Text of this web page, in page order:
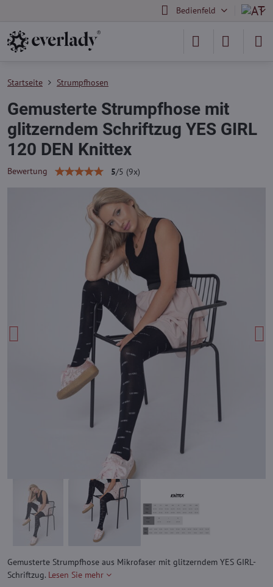
Bedienfeld
Startseite Strumpfhosen
Gemusterte Strumpfhose mit
glitzerndem Schriftzug YES GIRL
120 DEN Knittex
Bewertung 5/5 (9x)
Gemusterte Strumpfhose aus Mikrofaser mit glitzerndem YES GIRL-
Schriftzug. Lesen Sie mehr